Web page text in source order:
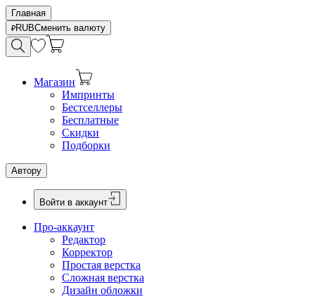
Главная
RUBСменить валюту
Магазин
Импринты
Бестселлеры
Бесплатные
Скидки
Подборки
Автору
Войти в аккаунт
Про-аккаунт
Редактор
Корректор
Простая верстка
Сложная верстка
Дизайн обложки